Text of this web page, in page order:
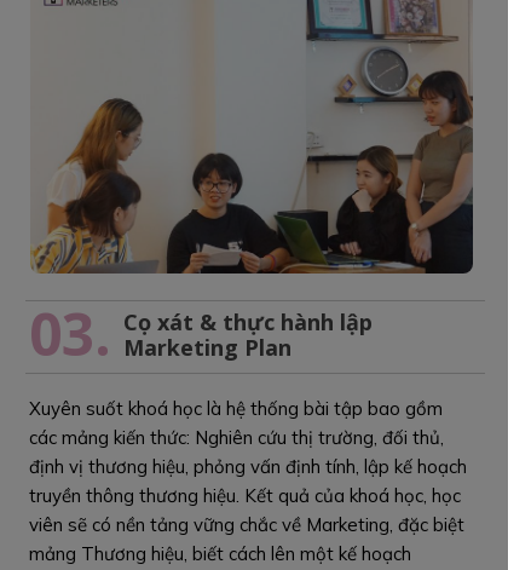
03. Cọ xát & thực hành lập
Marketing Plan
Xuyên suốt khoá học là hệ thống bài tập bao gồm
các mảng kiến thức: Nghiên cứu thị trường, đối thủ,
định vị thương hiệu, phỏng vấn định tính, lập kế hoạch
truyền thông thương hiệu. Kết quả của khoá học, học
viên sẽ có nền tảng vững chắc về Marketing, đặc biệt
mảng Thương hiệu, biết cách lên một kế hoạch